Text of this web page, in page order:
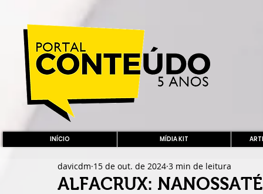
INÍCIO MÍDIA KIT
ALFACRUX:
davicdm 15 de out. de 2024 3 min de leitura